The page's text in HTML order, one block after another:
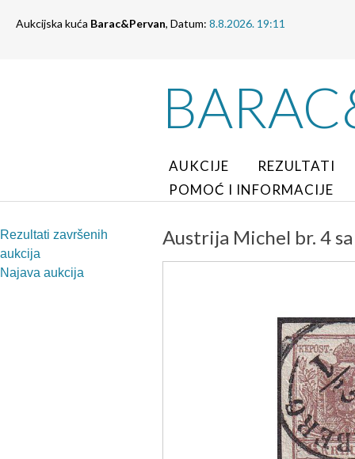
Aukcijska kuća Barac&Pervan, Datum: 8.8.2026. 19:11
AUKCIJE
REZULTATI
POMOĆ I INFORMACIJE
Rezultati završenih
aukcija
Najava aukcija
Austrija Michel br. 4